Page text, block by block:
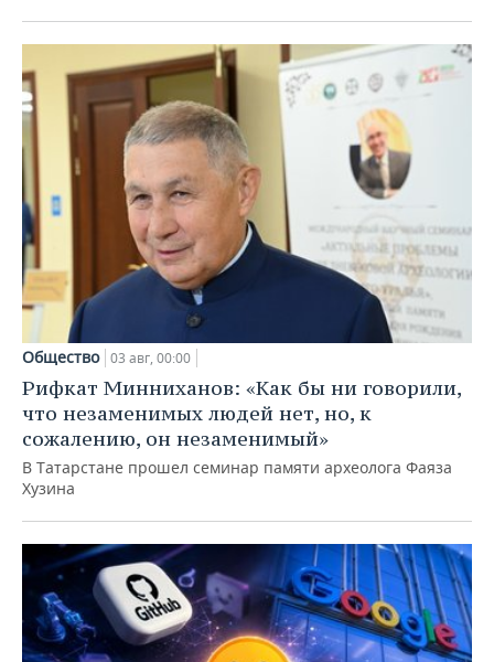
Общество 03 авг, 00:00
Рифкат Минниханов: «Как бы ни говорили,
что незаменимых людей нет, но, к
сожалению, он незаменимый»
В Татарстане прошел семинар памяти археолога Фаяза
Хузина